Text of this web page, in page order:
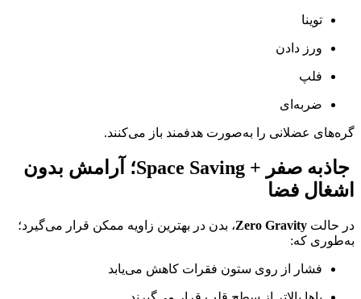
توینا
ورز دادن
فلپ
ضربه‌ای
گره‌های عضلانی را به‌صورت هدفمند باز می‌کنند.
جاذبه صفر + Space Saving؛ آرامش بدون
اشغال فضا
در حالت Zero Gravity، بدن در بهترین زاویه ممکن قرار می‌گیرد؛
به‌طوری که:
فشار از روی ستون فقرات کاهش می‌یابد